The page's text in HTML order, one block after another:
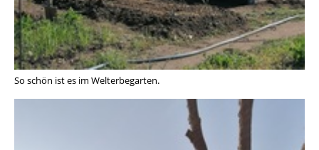
So schön ist es im Welterbegarten.